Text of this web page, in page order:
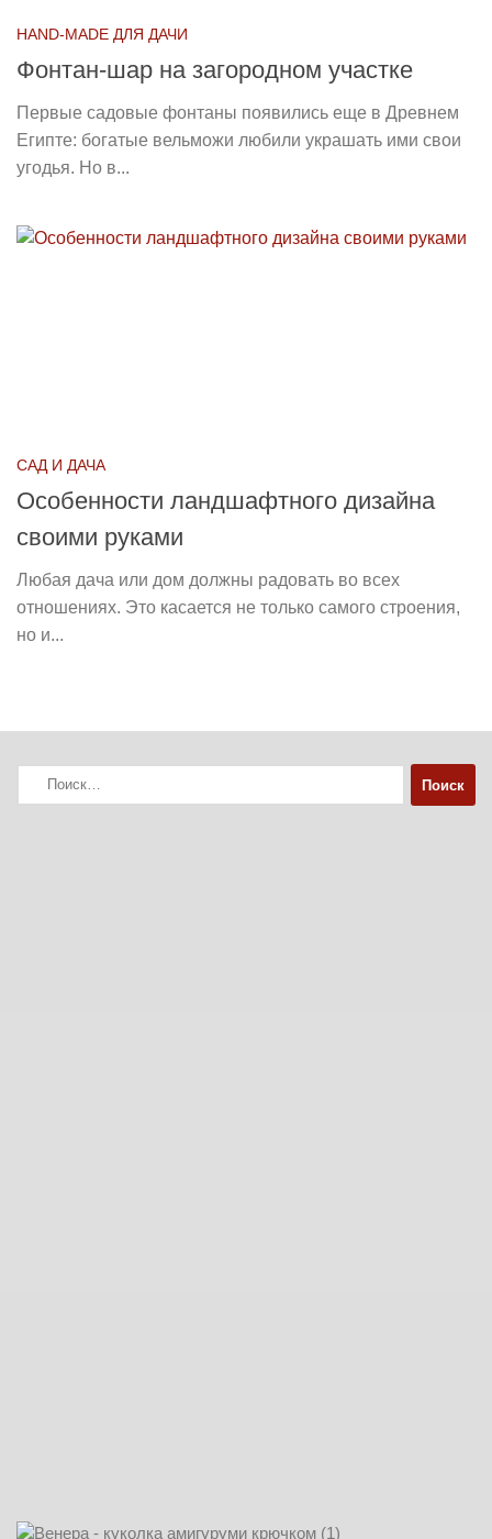
HAND-MADE ДЛЯ ДАЧИ
Фонтан-шар на загородном участке
Первые садовые фонтаны появились еще в Древнем
Египте: богатые вельможи любили украшать ими свои
угодья. Но в...
САД И ДАЧА
Особенности ландшафтного дизайна
своими руками
Любая дача или дом должны радовать во всех
отношениях. Это касается не только самого строения,
но и...
Найти: